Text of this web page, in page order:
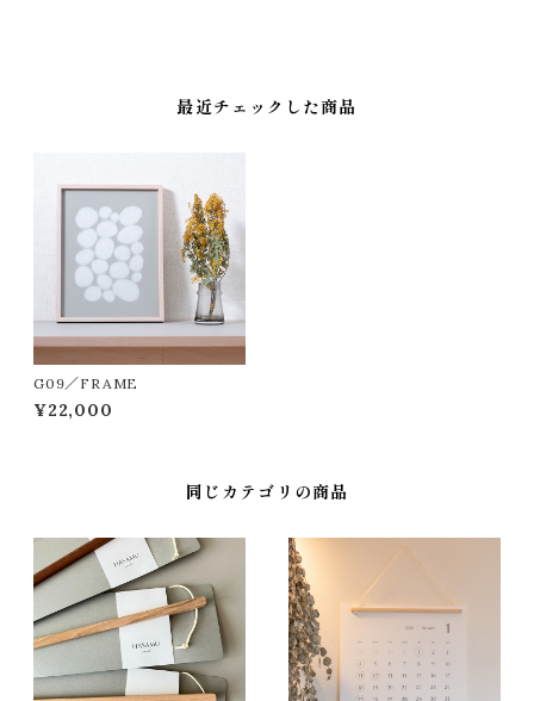
最近チェックした商品
G09／FRAME
¥22,000
同じカテゴリの商品